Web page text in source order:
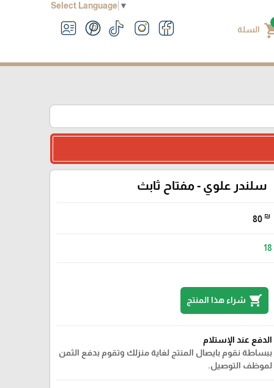
Select Language ▼
السلة
سلندر علوي - مفتاح ثابث
80 ₪
18
shopping_cart شراء هذا المنتج
الدفع عند الإستلام
ببساطة نقوم بايصال المنتج لغاية منزلك وتقوم بدفع الثمن
لموظف التوصيل.